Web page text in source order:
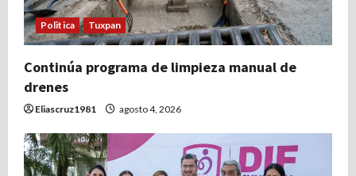
Politica Tuxpan
Continúa programa de limpieza manual de
drenes
Eliascruz1981 agosto 4, 2026